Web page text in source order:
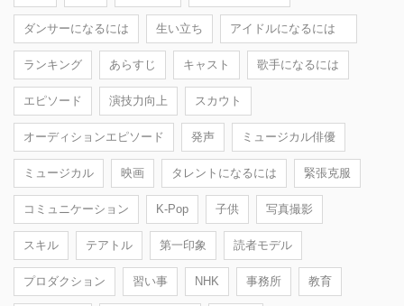
ダンサーになるには 生い立ち アイドルになるには
ランキング あらすじ キャスト 歌手になるには
エピソード 演技力向上 スカウト
オーディションエピソード 発声 ミュージカル俳優
ミュージカル 映画 タレントになるには 緊張克服
コミュニケーション K-Pop 子供 写真撮影
スキル テアトル 第一印象 読者モデル
プロダクション 習い事 NHK 事務所 教育